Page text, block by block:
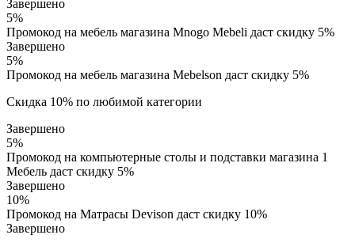
Завершено
5%
Промокод на мебель магазина Mnogo Mebeli даст скидку 5%
Завершено
5%
Промокод на мебель магазина Mebelson даст скидку 5%
Скидка 10% по любимой категории
Завершено
5%
Промокод на компьютерные столы и подставки магазина 1
Мебель даст скидку 5%
Завершено
10%
Промокод на Матрасы Devison даст скидку 10%
Завершено